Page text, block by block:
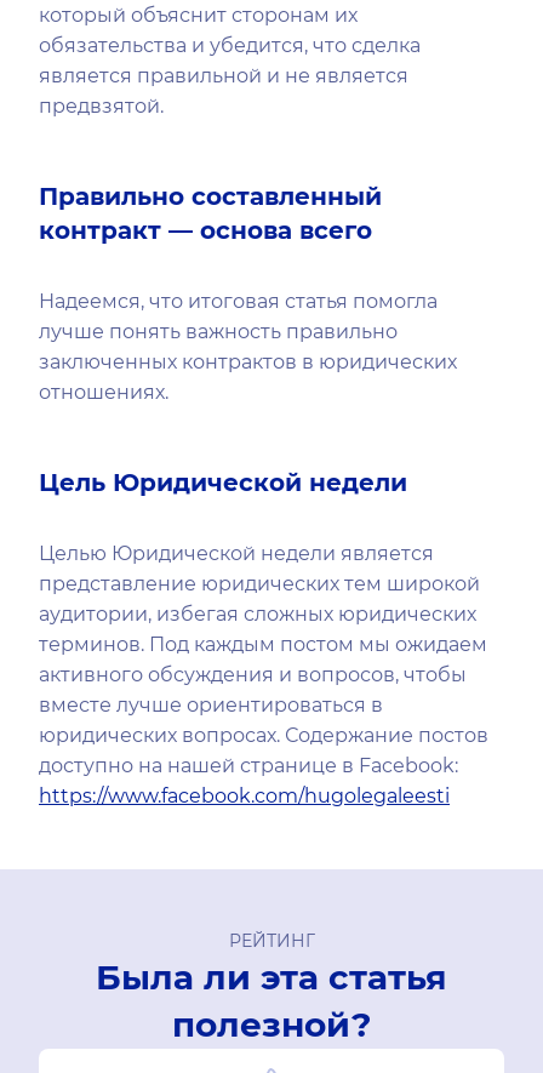
который объяснит сторонам их
обязательства и убедится, что сделка
является правильной и не является
предвзятой.
Правильно составленный
контракт — основа всего
Надеемся, что итоговая статья помогла
лучше понять важность правильно
заключенных контрактов в юридических
отношениях.
Цель Юридической недели
Целью Юридической недели является
представление юридических тем широкой
аудитории, избегая сложных юридических
терминов. Под каждым постом мы ожидаем
активного обсуждения и вопросов, чтобы
вместе лучше ориентироваться в
юридических вопросах. Содержание постов
доступно на нашей странице в Facebook:
https://www.facebook.com/hugolegaleesti
РЕЙТИНГ
Была ли эта статья
полезной?